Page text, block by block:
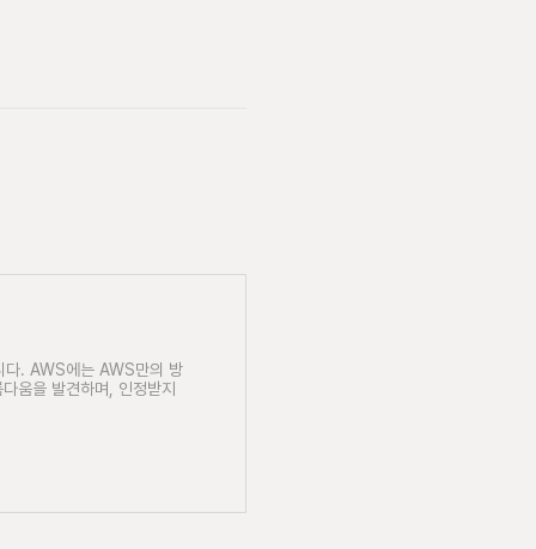
. AWS에는 AWS만의 방
움을 발견하며, 인정받지